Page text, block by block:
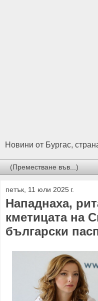
Новини от Бургас,
петък, 11 юли 2025 г.
Нападнаха,
кметицата на
български